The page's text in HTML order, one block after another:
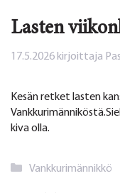
Lasten
17.5.2026 kirjoittaja
Kesän retket lasten
kiva olla.
Kategoriat
Vankkurimännikkö